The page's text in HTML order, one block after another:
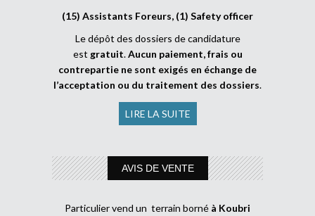
(15) Assistants Foreurs, (1) Safety officer
Le dépôt des dossiers de candidature
est gratuit.Aucun paiement, frais ou
contrepartie ne sont exigés en échange de
l’acceptation ou du traitement des dossiers.
LIRE LA SUITE
AVIS DE VENTE
Particulier vend un terrain borné à Koubri